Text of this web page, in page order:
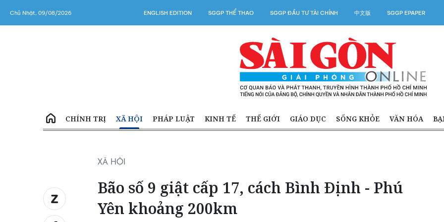
Chủ Nhật, 09/08/2026 ENGLISH EDITION SGGP THỂ THAO SGGP ĐẦU TƯ TÀI CHÍNH 中文版 SGGP EPAPER
CHÍNH TRỊ XÃ HỘI PHÁP LUẬT KINH TẾ THẾ GIỚI GIÁO DỤC SỐNG KHỎE VĂN HÓA
XÃ HỘI
Bão số 9 giật cấp 17, cách Bình Định - Phú
Yên khoảng 200km